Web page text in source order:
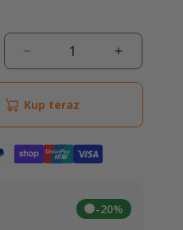
Zmniejsz
ilość
Wegański
Kolagen
Advanced
Zwiększ
ilość
Kolagen
Kup teraz
-20%